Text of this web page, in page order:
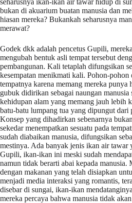
bukan di akuarium buatan manusia dan
hiasan mereka? Bukankah seharusnya
merawat?
Godek dkk adalah pencetus Gupili,
mengubah bentuk asli tempat tersebut
pembangunan. Kali tetaplah difungsikan
kesempatan menikmati kali. Pohon-pohon
tempatnya karena memang mereka
gubuk didirikan sebagai naungan manusia
kehidupan alam yang memang jauh lebih
batu-batu lumpang tua yang dipungut
Konsep yang dihadirkan sebenarnya
sekedar menempatkan sesuatu pada
sudah diabaikan manusia, difungsikan
mestinya. Ada banyak jenis ikan air tawar
Gupili, ikan-ikan ini meski sudah
namun tidak berarti abai kepada manusia.
dengan makanan yang telah disiapkan
menjadi media interaksi yang romantis,
disebar di sungai, ikan-ikan
mereka percaya bahwa manusia tidak